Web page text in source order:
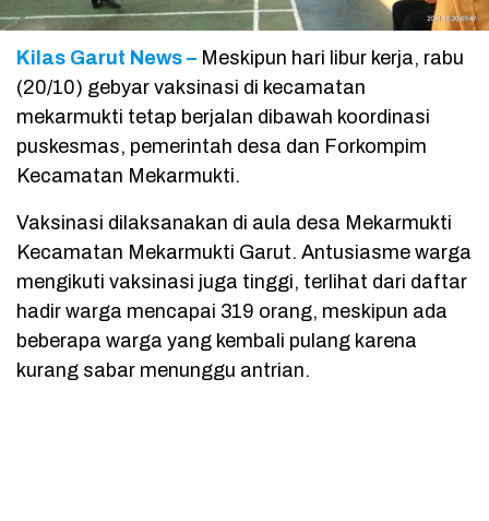
Kilas Garut News – Meskipun hari libur kerja, rabu
(20/10) gebyar vaksinasi di kecamatan
mekarmukti tetap berjalan dibawah koordinasi
puskesmas, pemerintah desa dan Forkompim
Kecamatan Mekarmukti.
Vaksinasi dilaksanakan di aula desa Mekarmukti
Kecamatan Mekarmukti Garut. Antusiasme warga
mengikuti vaksinasi juga tinggi, terlihat dari daftar
hadir warga mencapai 319 orang, meskipun ada
beberapa warga yang kembali pulang karena
kurang sabar menunggu antrian.